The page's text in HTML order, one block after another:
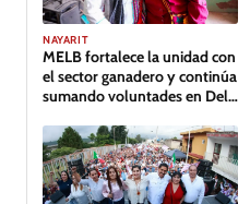
NAYARIT
MELB fortalece la unidad con
el sector ganadero y continúa
sumando voluntades en Del